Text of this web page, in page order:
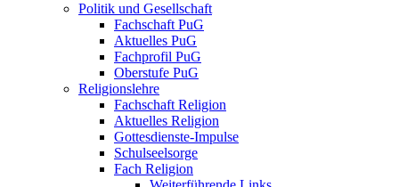
Politik und Gesellschaft
Fachschaft PuG
Aktuelles PuG
Fachprofil PuG
Oberstufe PuG
Religionslehre
Fachschaft Religion
Aktuelles Religion
Gottesdienste-Impulse
Schulseelsorge
Fach Religion